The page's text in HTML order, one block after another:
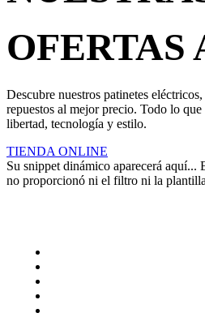
OFERTAS
Descubre nuestros patinetes
repuestos al mejor precio. Todo lo
libertad, tecnología y estilo.
TIENDA ONLINE
Su snippet dinámico aparecerá aquí...
no proporcionó ni el filtro ni la